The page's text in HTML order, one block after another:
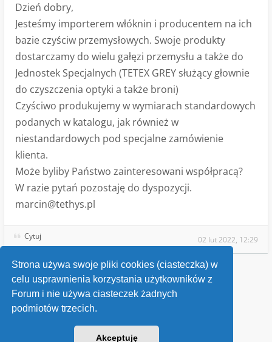
Strona używa swoje pliki cookies (ciasteczka) w
celu usprawnienia korzystania użytkowników z
Forum i nie używa ciasteczek żadnych
podmiotów trzecich.
Akceptuję
Dzień dobry,
Jesteśmy importerem włóknin i producentem na ich
bazie czyściw przemysłowych. Swoje produkty
dostarczamy do wielu gałęzi przemysłu a także do
Jednostek Specjalnych (TETEX GREY służący głownie
do czyszczenia optyki a także broni)
Czyściwo produkujemy w wymiarach standardowych
podanych w katalogu, jak również w
niestandardowych pod specjalne zamówienie
klienta.
Może byliby Państwo zainteresowani współpracą?
W razie pytań pozostaję do dyspozycji.
marcin@tethys.pl
Cytuj 02 lut 2022, 12:29
Wróć do „Ogłoszenia sprzedaży”